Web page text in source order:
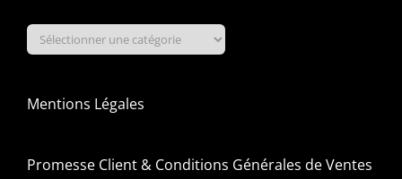
Réalisations
Mentions Légales
Promesse Client & Conditions Générales de Ventes